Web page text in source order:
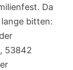
Da
bitten:
53842